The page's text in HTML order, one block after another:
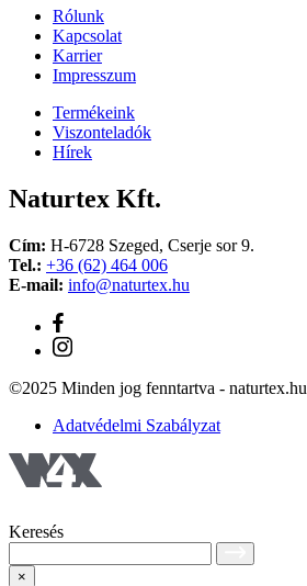
Rólunk
Kapcsolat
Karrier
Impresszum
Termékeink
Viszonteladók
Hírek
Naturtex Kft.
Cím: H-6728 Szeged, Cserje sor 9.
Tel.: +36 (62) 464 006
E-mail: info@naturtex.hu
©2025 Minden jog fenntartva - naturtex.hu
Adatvédelmi Szabályzat
Keresés
×